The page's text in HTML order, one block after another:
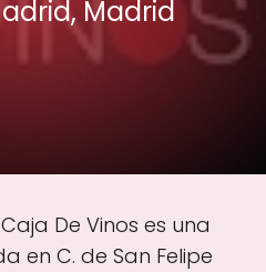
Madrid
De Vinos es una
en C. de San Felipe